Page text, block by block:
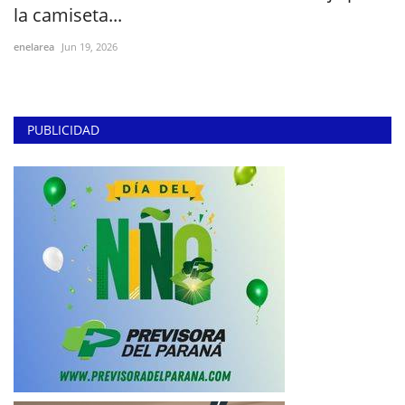
la camiseta...
enelarea Jun 19, 2026
PUBLICIDAD